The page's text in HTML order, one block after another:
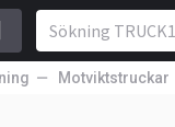
Motviktstruckar